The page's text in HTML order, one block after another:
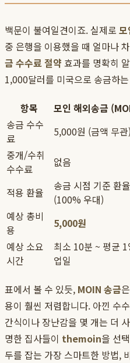
백문이 불여일견이죠. 실제로 모
중 은행을 이용했을 때 얼마나
금 수수료 절약 효과를 명확히
1,000달러를 미국으로 송금하
항목 모인 해외송금
송금 수수
료
5,000원 (금액 무관)
중개/수취
수수료
없음
적용 환율
송금 시점 기준 환율
(100% 우대)
예상 총비
용
5,000원
예상 소요
시간
최소 10분 ~ 평균 1
업일
표에서 볼 수 있듯, MOIN 송금
용이 훨씬 저렴합니다. 아낀 수
간식이나 장난감을 몇 개는 더
명한 집사들이 themoin을 선
두를 잡는 가장 스마트한 방법,